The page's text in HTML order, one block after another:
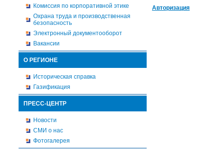
Комиссия по корпоративной этике
Охрана труда и производственная
безопасность
Электронный документооборот
Вакансии
О РЕГИОНЕ
Историческая справка
Газификация
ПРЕСС-ЦЕНТР
Новости
СМИ о нас
Фотогалерея
Авторизация